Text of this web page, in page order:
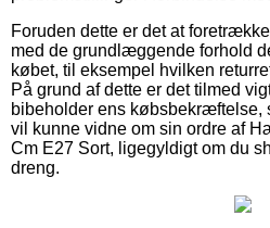
Foruden dette er det at
med de grundlæggende forhold
købet, til eksempel hvilken
På grund af dette er det tilmed
bibeholder ens købsbekræftelse,
vil kunne vidne om sin ordre af
Cm E27 Sort, ligegyldigt om du
dreng.